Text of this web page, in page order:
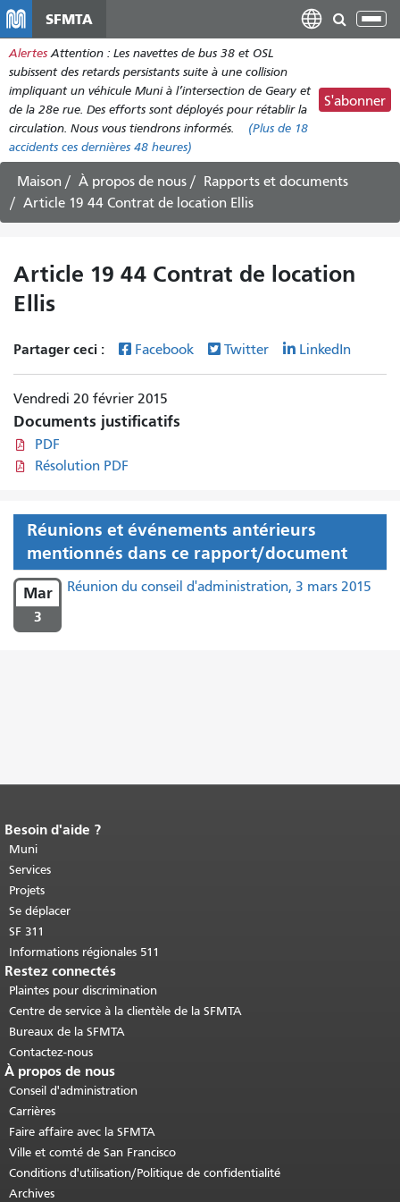
contenu
principal
SFMTA
Alertes Attention : Les navettes de bus 38 et OSL
subissent des retards persistants suite à une collision
impliquant un véhicule Muni à l’intersection de Geary et
de la 28e rue. Des efforts sont déployés pour rétablir la
circulation. Nous vous tiendrons informés.
(Plus de 18
accidents ces dernières 48 heures)
S'abonner
Maison À propos de nous
Rapports et documents
Article 19 44 Contrat de location Ellis
Article 19 44 Contrat de location
Ellis
Partager ceci : Facebook Twitter LinkedIn
Vendredi 20 février 2015
Documents justificatifs
PDF
Résolution PDF
Réunions et événements antérieurs
mentionnés dans ce rapport/document
Mar
3
Réunion du conseil d'administration, 3 mars 2015
Fin du contenu de la page.
cette page se répète sur chaque page.
Retour au haut du contenu principal
Besoin d'aide ?
Muni
Services
Projets
Se déplacer
SF 311
Informations régionales 511
Restez connectés
Plaintes pour discrimination
Centre de service à la clientèle de la SFMTA
Bureaux de la SFMTA
Contactez-nous
À propos de nous
Conseil d'administration
Carrières
Faire affaire avec la SFMTA
Ville et comté de San Francisco
Conditions d'utilisation/Politique de confidentialité
Archives